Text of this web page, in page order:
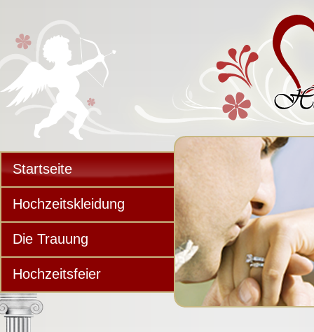
Startseite
Hochzeitskleidung
Die Trauung
Hochzeitsfeier